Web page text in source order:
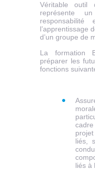
Véritable outil
représente
l’apprentissage
d’un groupe de
La formation
préparer les
fonctions
liés,
liés à